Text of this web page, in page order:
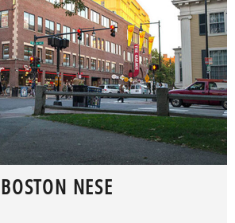
BOSTON NESE